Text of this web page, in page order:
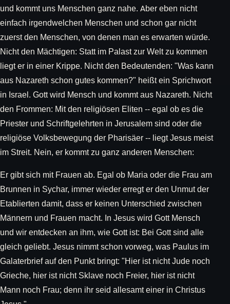
und kommt uns Menschen ganz nahe. Aber eben nicht
einfach irgendwelchen Menschen und schon gar nicht
zuerst den Menschen, von denen man es erwarten würde.
Nicht den Mächtigen: Statt im Palast zur Welt zu kommen
liegt er in einer Krippe. Nicht den Bedeutenden: "Was kann
aus Nazareth schon gutes kommen?" heißt ein Sprichwort
in Israel. Gott wird Mensch und kommt aus Nazareth. Nicht
den Frommen: Mit den religiösen Eliten -- egal ob es die
Priester und Schriftgelehrten in Jerusalem sind oder die
religiöse Volksbewegung der Pharisäer -- liegt Jesus meist
im Streit. Nein, er kommt zu ganz anderen Menschen:
Er gibt sich mit Frauen ab. Egal ob Maria oder die Frau am
Brunnen in Sychar, immer wieder erregt er den Unmut der
Etablierten damit, dass er keinen Unterschied zwischen
Männern und Frauen macht. In Jesus wird Gott Mensch
und wir entdecken an ihm, wie Gott ist: Bei Gott sind alle
gleich geliebt. Jesus nimmt schon vorweg, was Paulus im
Galaterbrief auf den Punkt bringt: "Hier ist nicht Jude noch
Grieche, hier ist nicht Sklave noch Freier, hier ist nicht
Mann noch Frau; denn ihr seid allesamt einer in Christus